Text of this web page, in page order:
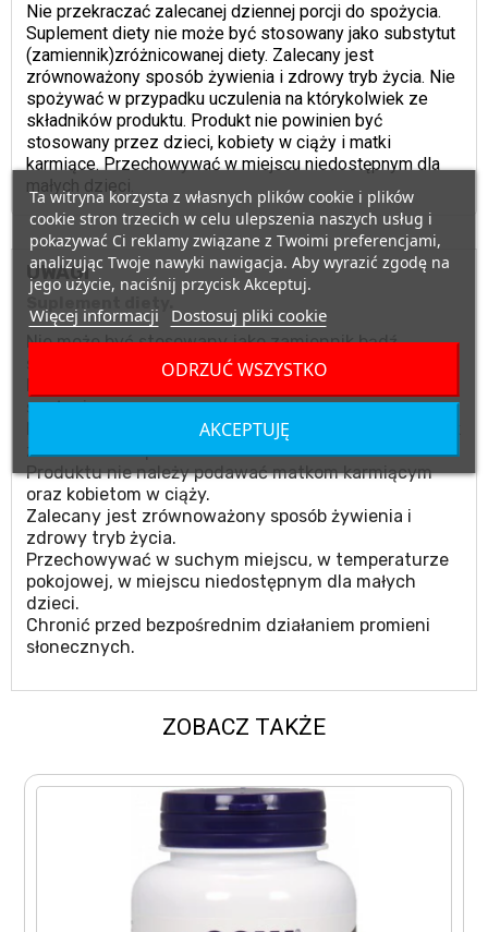
Nie przekraczać zalecanej dziennej porcji do spożycia.
Suplement diety nie może być stosowany jako substytut
(zamiennik)zróżnicowanej diety. Zalecany jest
zrównoważony sposób żywienia i zdrowy tryb życia. Nie
spożywać w przypadku uczulenia na którykolwiek ze
składników produktu. Produkt nie powinien być
stosowany przez dzieci, kobiety w ciąży i matki
karmiące. Przechowywać w miejscu niedostępnym dla
małych dzieci.
UWAGI
Nie może być stosowany jako zamiennik bądź
substytut zróżnicowanej diety.
spożycia.
Nie stosować w przypadku uczulenia na którykolwiek
ze składników produktu.
Produktu nie należy podawać matkom karmiącym
oraz kobietom w ciąży.
Zalecany jest zrównoważony sposób żywienia i
zdrowy tryb życia.
Przechowywać w suchym miejscu, w temperaturze
pokojowej, w miejscu niedostępnym dla małych
dzieci.
Chronić przed bezpośrednim działaniem promieni
słonecznych.
ZOBACZ TAKŻE
Ta witryna korzysta z własnych plików cookie i plików
cookie stron trzecich w celu ulepszenia naszych usług i
pokazywać Ci reklamy związane z Twoimi preferencjami,
analizując Twoje nawyki nawigacja. Aby wyrazić zgodę na
jego użycie, naciśnij przycisk Akceptuj.
Więcej informacji Dostosuj pliki cookie
ODRZUĆ WSZYSTKO
AKCEPTUJĘ